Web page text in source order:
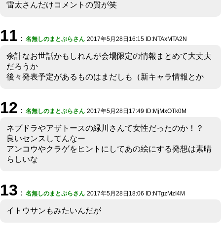
雷太さんだけコメントの質が笑
11 ： 名無しのまとぷらさん 2017年5月28日16:15 ID:NTAxMTA2N
余計なお世話かもしれんが会場限定の情報まとめて大丈夫
だろうか
後々発表予定があるものはまだしも（新キャラ情報とか
12 ： 名無しのまとぷらさん 2017年5月28日17:49 ID:MjMxOTk0M
ネプドラやアザトースの緑川さんて女性だったのか！？
良いセンスしてんなー
アンコウやクラゲをヒントにしてあの絵にする発想は素晴
らしいな
13 ： 名無しのまとぷらさん 2017年5月28日18:06 ID:NTgzMzI4M
イトウサンもみたいんだが